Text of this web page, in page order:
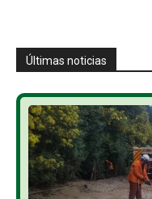
Últimas noticias